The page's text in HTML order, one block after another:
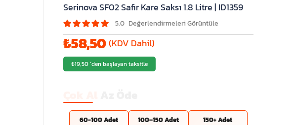
Serinova SF02 Safir Kare Saksı 1.8 Litre | ID1359
5.0
₺58,50(KDV Dahil)
₺19,50`den başlayan taksitle
60-100 Adet 100–150 Adet 150+ Adet